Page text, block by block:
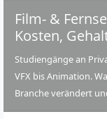
Film- &
Kosten,
Studiengänge an
VFX bis Animation.
Branche verändert